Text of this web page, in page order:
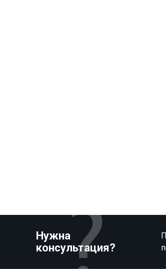
Нужна
консультация?